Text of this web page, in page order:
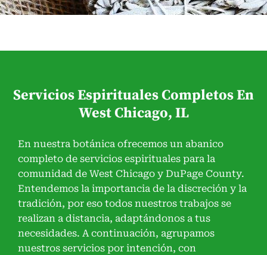
Servicios Espirituales Completos En
West Chicago, IL
En nuestra botánica ofrecemos un abanico
completo de servicios espirituales para la
comunidad de West Chicago y DuPage County.
Entendemos la importancia de la discreción y la
tradición, por eso todos nuestros trabajos se
realizan a distancia, adaptándonos a tus
necesidades. A continuación, agrupamos
nuestros servicios por intención, con